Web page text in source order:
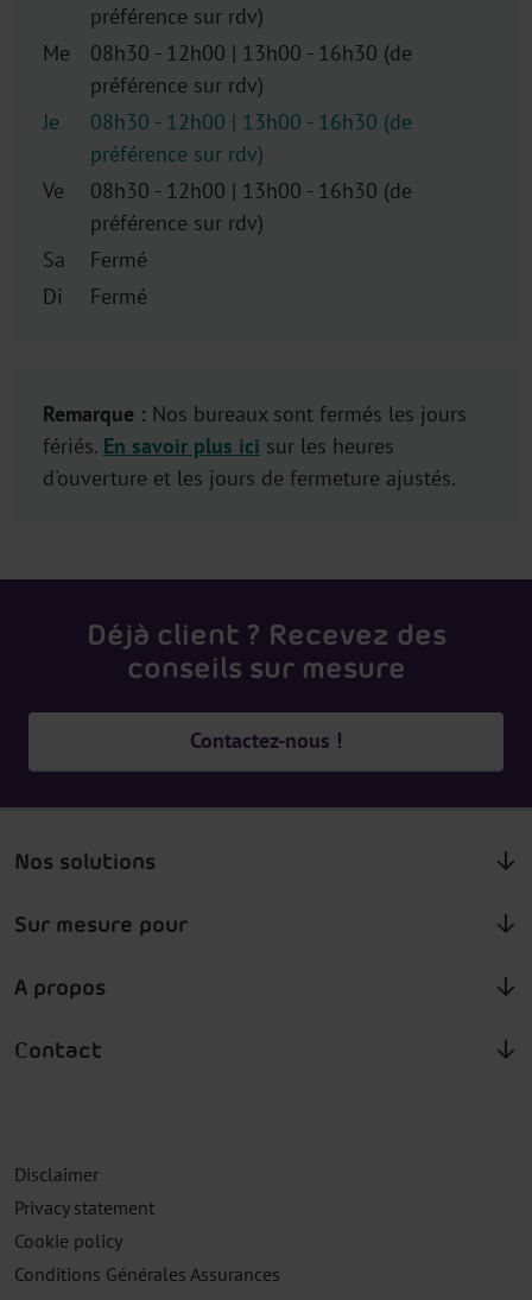
préférence sur rdv)
Me
08h30 - 12h00 | 13h00 - 16h30 (de
préférence sur rdv)
Je
08h30 - 12h00 | 13h00 - 16h30 (de
préférence sur rdv)
Ve
08h30 - 12h00 | 13h00 - 16h30 (de
préférence sur rdv)
Sa
Fermé
Di
Fermé
Remarque : Nos bureaux sont fermés les jours
fériés. En savoir plus ici sur les heures
d'ouverture et les jours de fermeture ajustés.
Déjà client ? Recevez des
conseils sur mesure
Contactez-nous !
Nos solutions
Sur mesure pour
A propos
Contact
Disclaimer
Privacy statement
Cookie policy
Conditions Générales Assurances